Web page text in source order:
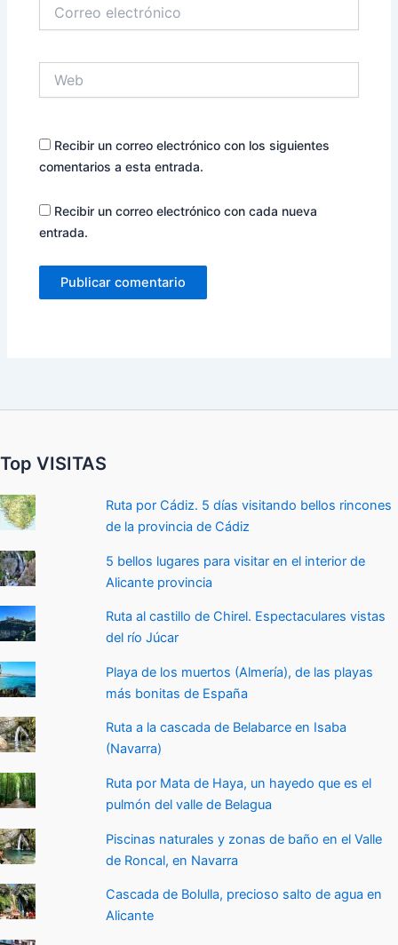
electrónico
Recibir un correo electrónico con los siguientes
comentarios a esta entrada.
Recibir un correo electrónico con cada nueva
entrada.
Top VISITAS
Ruta por Cádiz. 5 días visitando bellos rincones
de la provincia de Cádiz
5 bellos lugares para visitar en el interior de
Alicante provincia
Ruta al castillo de Chirel. Espectaculares vistas
del río Júcar
Playa de los muertos (Almería), de las playas
más bonitas de España
Ruta a la cascada de Belabarce en Isaba
(Navarra)
Ruta por Mata de Haya, un hayedo que es el
pulmón del valle de Belagua
Piscinas naturales y zonas de baño en el Valle
de Roncal, en Navarra
Cascada de Bolulla, precioso salto de agua en
Alicante